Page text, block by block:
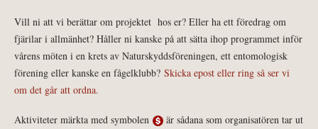
Vill ni att vi berättar om projektet hos er? Eller ha ett föredrag om
fjärilar i allmänhet? Håller ni kanske på att sätta ihop programmet inför
vårens möten i en krets av Naturskyddsföreningen, ett entomologisk
förening eller kanske en fågelklubb? Skicka epost eller ring så ser vi
om det går att ordna.
Aktiviteter märkta med symbolen
är sådana som organisatören tar ut